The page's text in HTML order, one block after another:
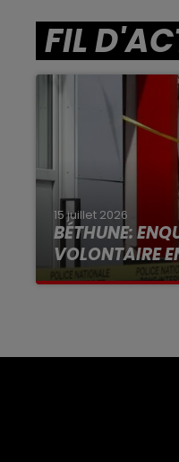
RDL
FIL
15 juillet 2026
BÉTHUNE:
VOLONTAIRE
Selon les